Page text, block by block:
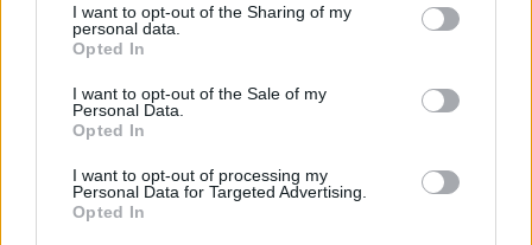
I want to opt-out of the Sharing of my
personal data.
Opted In
I want to opt-out of the Sale of my
Personal Data.
Opted In
I want to opt-out of processing my
Personal Data for Targeted Advertising.
Opted In
31 de juliol de 2026
Caçadors de subvencions